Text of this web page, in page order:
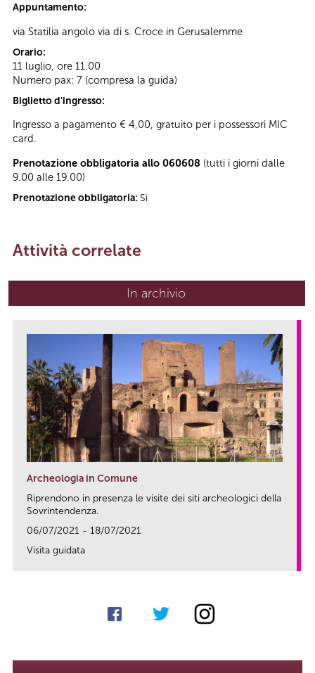
Appuntamento:
via Statilia angolo via di s. Croce in Gerusalemme
Orario:
11 luglio, ore 11.00
Numero pax: 7 (compresa la guida)
Biglietto d'ingresso:
Ingresso a pagamento € 4,00, gratuito per i possessori MIC
card.
Prenotazione obbligatoria allo 060608 (tutti i giorni dalle
9.00 alle 19.00)
Prenotazione obbligatoria: Sì
Attività correlate
In archivio
Archeologia in Comune
Riprendono in presenza le visite dei siti archeologici della
Sovrintendenza.
06/07/2021 - 18/07/2021
Visita guidata